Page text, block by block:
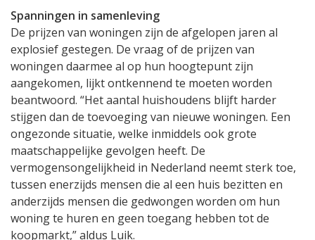
Spanningen in samenleving
De prijzen van woningen zijn de afgelopen jaren al
explosief gestegen. De vraag of de prijzen van
woningen daarmee al op hun hoogtepunt zijn
aangekomen, lijkt ontkennend te moeten worden
beantwoord. “Het aantal huishoudens blijft harder
stijgen dan de toevoeging van nieuwe woningen. Een
ongezonde situatie, welke inmiddels ook grote
maatschappelijke gevolgen heeft. De
vermogensongelijkheid in Nederland neemt sterk toe,
tussen enerzijds mensen die al een huis bezitten en
anderzijds mensen die gedwongen worden om hun
woning te huren en geen toegang hebben tot de
koopmarkt,” aldus Luik.